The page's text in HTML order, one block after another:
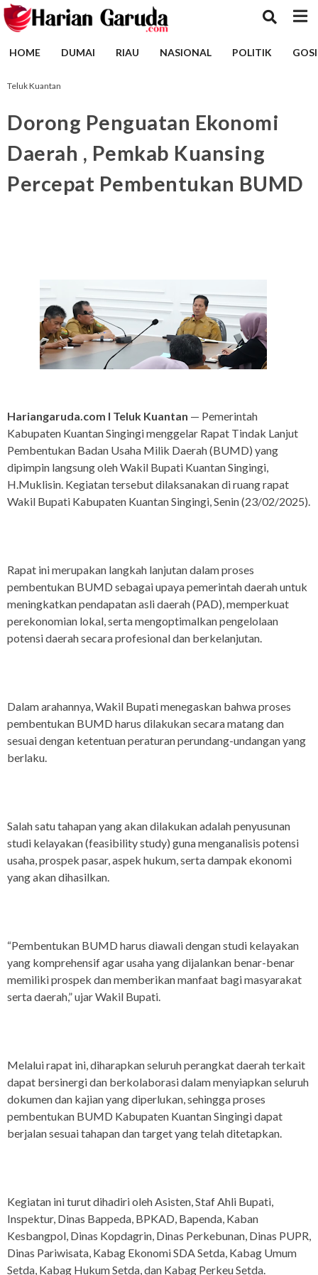
HOME DUMAI RIAU NASIONAL POLITIK
Teluk Kuantan
Dorong Penguatan Ekonomi
Daerah , Pemkab Kuansing
Percepat Pembentukan BUMD
Hariangaruda.com I Teluk Kuantan — Pemerintah
Kabupaten Kuantan Singingi menggelar Rapat Tindak Lanjut
Pembentukan Badan Usaha Milik Daerah (BUMD) yang
dipimpin langsung oleh Wakil Bupati Kuantan Singingi,
H.Muklisin. Kegiatan tersebut dilaksanakan di ruang rapat
Wakil Bupati Kabupaten Kuantan Singingi, Senin (23/02/2025).
Rapat ini merupakan langkah lanjutan dalam proses
pembentukan BUMD sebagai upaya pemerintah daerah untuk
meningkatkan pendapatan asli daerah (PAD), memperkuat
perekonomian lokal, serta mengoptimalkan pengelolaan
potensi daerah secara profesional dan berkelanjutan.
Dalam arahannya, Wakil Bupati menegaskan bahwa proses
pembentukan BUMD harus dilakukan secara matang dan
sesuai dengan ketentuan peraturan perundang-undangan yang
berlaku.
Salah satu tahapan yang akan dilakukan adalah penyusunan
studi kelayakan (feasibility study) guna menganalisis potensi
usaha, prospek pasar, aspek hukum, serta dampak ekonomi
yang akan dihasilkan.
“Pembentukan BUMD harus diawali dengan studi kelayakan
yang komprehensif agar usaha yang dijalankan benar-benar
memiliki prospek dan memberikan manfaat bagi masyarakat
serta daerah,” ujar Wakil Bupati.
Melalui rapat ini, diharapkan seluruh perangkat daerah terkait
dapat bersinergi dan berkolaborasi dalam menyiapkan seluruh
dokumen dan kajian yang diperlukan, sehingga proses
pembentukan BUMD Kabupaten Kuantan Singingi dapat
berjalan sesuai tahapan dan target yang telah ditetapkan.
Kegiatan ini turut dihadiri oleh Asisten, Staf Ahli Bupati,
Inspektur, Dinas Bappeda, BPKAD, Bapenda, Kaban
Kesbangpol, Dinas Kopdagrin, Dinas Perkebunan, Dinas PUPR,
Dinas Pariwisata, Kabag Ekonomi SDA Setda, Kabag Umum
Setda, Kabag Hukum Setda, dan Kabag Perkeu Setda.